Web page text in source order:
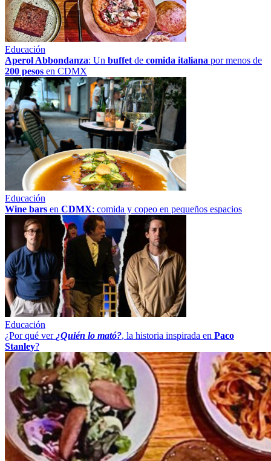
Educación
Aperol Abbondanza: Un buffet de comida italiana por menos de
200 pesos en CDMX
Educación
Wine bars en CDMX: comida y copeo en pequeños espacios
Educación
¿Por qué ver ¿Quién lo mató?, la historia inspirada en Paco
Stanley?